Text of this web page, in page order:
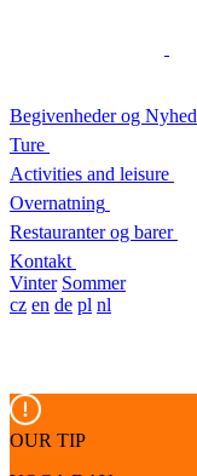
Begivenheder og
Ture
Activities and leisure
Overnatning
Restauranter og barer
Kontakt
Vinter Sommer
cz en de pl nl
OUR TIP